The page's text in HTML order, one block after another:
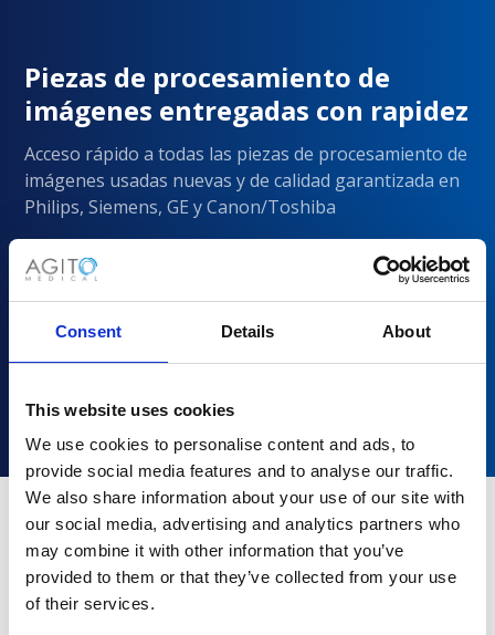
Consent Details About
This website uses cookies
We use cookies to personalise content and ads, to
provide social media features and to analyse our traffic.
We also share information about your use of our site with
our social media, advertising and analytics partners who
may combine it with other information that you’ve
provided to them or that they’ve collected from your use
of their services.
Piezas de procesamiento de
imágenes entregadas con rapidez
Acceso rápido a todas las piezas de procesamiento de
imágenes usadas nuevas y de calidad garantizada en
Philips, Siemens, GE y Canon/Toshiba
¿Por qué elegir Agito Medical?
Los proveedores de atención médica de todos los